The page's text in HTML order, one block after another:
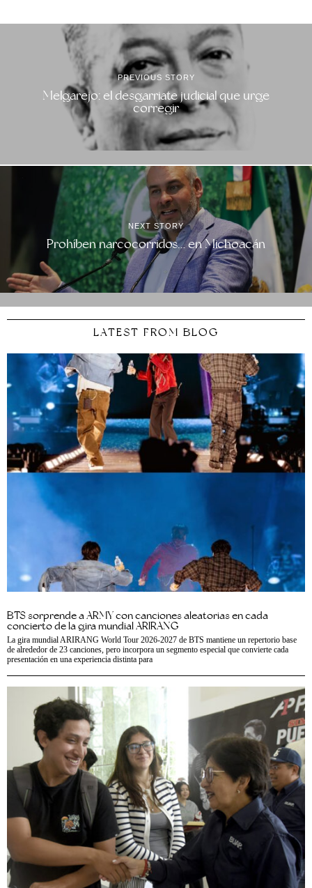
PREVIOUS STORY
Melgarejo: el desgarriate judicial que urge
corregir
NEXT STORY
Prohíben narcocorridos… en Michoacán
LATEST FROM BLOG
BTS sorprende a ARMY con canciones aleatorias en cada
concierto de la gira mundial ARIRANG
La gira mundial ARIRANG World Tour 2026-2027 de BTS mantiene un repertorio base
de alrededor de 23 canciones, pero incorpora un segmento especial que convierte cada
presentación en una experiencia distinta para